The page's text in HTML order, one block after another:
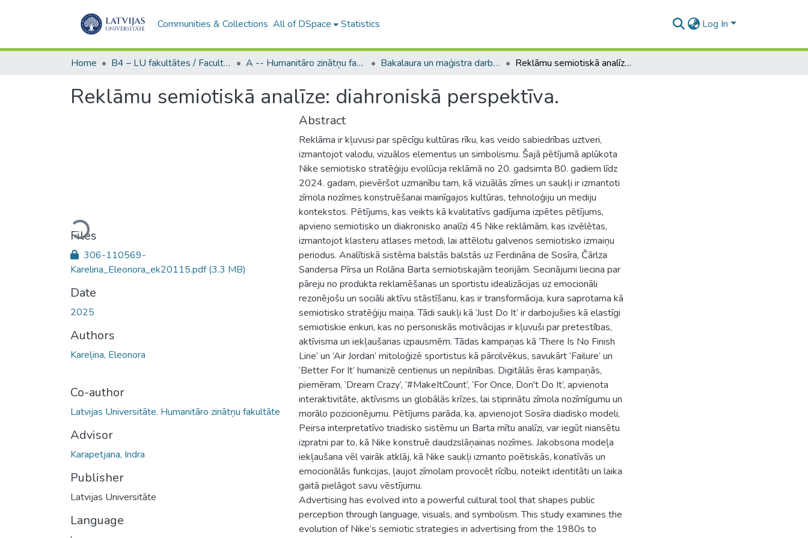
Communities & Collections All of DSpace Statistics Log In
Home B4 – LU fakultātes / Faculties of the UL A -- Humanitāro zinātņu fakultāte / Faculty of Humanities Bakalaura un maģistra darbi (HZF) / Bachelor's and Master's theses Reklāmu semiotiskā analīze: diahroniskā perspektīva.
Reklāmu semiotiskā analīze: diahroniskā perspektīva.
Loading...
Files
306-110569-
Karelina_Eleonora_ek20115.pdf(3.3 MB)
Date
2025
Authors
Kareļina, Eleonora
Co-author
Latvijas Universitāte. Humanitāro zinātņu fakultāte
Advisor
Karapetjana, Indra
Publisher
Latvijas Universitāte
Language
Abstract
Reklāma ir kļuvusi par spēcīgu kultūras rīku, kas veido sabiedrības uztveri,
izmantojot valodu, vizuālos elementus un simbolismu. Šajā pētījumā aplūkota
Nike semiotisko stratēģiju evolūcija reklāmā no 20. gadsimta 80. gadiem līdz
2024. gadam, pievēršot uzmanību tam, kā vizuālās zīmes un saukļi ir izmantoti
zīmola nozīmes konstruēšanai mainīgajos kultūras, tehnoloģiju un mediju
kontekstos. Pētījums, kas veikts kā kvalitatīvs gadījuma izpētes pētījums,
apvieno semiotisko un diakronisko analīzi 45 Nike reklāmām, kas izvēlētas,
izmantojot klasteru atlases metodi, lai attēlotu galvenos semiotisko izmaiņu
periodus. Analītiskā sistēma balstās balstās uz Ferdināna de Sosīra, Čārlza
Sandersa Pīrsa un Rolāna Barta semiotiskajām teorijām. Secinājumi liecina par
pāreju no produkta reklamēšanas un sportistu idealizācijas uz emocionāli
rezonējošu un sociāli aktīvu stāstīšanu, kas ir transformācija, kura saprotama kā
semiotisko stratēģiju maiņa. Tādi saukļi kā ‘Just Do It’ ir darbojušies kā elastīgi
semiotiskie enkuri, kas no personiskās motivācijas ir kļuvuši par pretestības,
aktīvisma un iekļaušanas izpausmēm. Tādas kampaņas kā ‘There Is No Finish
Line’ un ‘Air Jordan’ mitoloģizē sportistus kā pārcilvēkus, savukārt ‘Failure’ un
‘Better For It’ humanizē centienus un nepilnības. Digitālās ēras kampaņās,
piemēram, ‘Dream Crazy’, ‘#MakeItCount’, ‘For Once, Don't Do It’, apvienota
interaktivitāte, aktīvisms un globālās krīzes, lai stiprinātu zīmola nozīmīgumu un
morālo pozicionējumu. Pētījums parāda, ka, apvienojot Sosīra diadisko modeli,
Peirsa interpretatīvo triadisko sistēmu un Barta mītu analīzi, var iegūt niansētu
izpratni par to, kā Nike konstruē daudzslāņainas nozīmes. Jakobsona modeļa
iekļaušana vēl vairāk atklāj, kā Nike saukļi izmanto poētiskās, konatīvās un
emocionālās funkcijas, ļaujot zīmolam provocēt rīcību, noteikt identitāti un laika
gaitā pielāgot savu vēstījumu.
Advertising has evolved into a powerful cultural tool that shapes public
perception through language, visuals, and symbolism. This study examines the
evolution of Nike’s semiotic strategies in advertising from the 1980s to